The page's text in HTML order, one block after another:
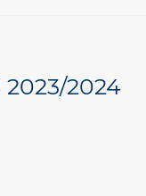
2023/2024